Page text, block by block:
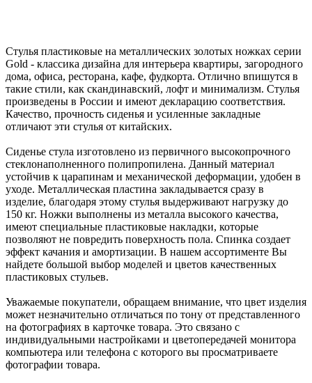
Стулья пластиковые на металлических золотых ножках серии
Gold - классика дизайна для интерьера квартиры, загородного
дома, офиса, ресторана, кафе, фудкорта. Отлично впишутся в
такие стили, как скандинавский, лофт и минимализм. Стулья
произведены в России и имеют декларацию соответствия.
Качество, прочность сиденья и усиленные закладные
отличают эти стулья от китайских.
Сиденье стула изготовлено из первичного высокопрочного
стеклонаполненного полипропилена. Данный материал
устойчив к царапинам и механической деформации, удобен в
уходе. Металлическая пластина закладывается сразу в
изделие, благодаря этому стулья выдерживают нагрузку до
150 кг. Ножки выполнены из металла высокого качества,
имеют специальные пластиковые накладки, которые
позволяют не повредить поверхность пола. Спинка создает
эффект качания и амортизации. В нашем ассортименте Вы
найдете большой выбор моделей и цветов качественных
пластиковых стульев.
Уважаемые покупатели, обращаем внимание, что цвет изделия
может незначительно отличаться по тону от представленного
на фотографиях в карточке товара. Это связано с
индивидуальными настройками и цветопередачей монитора
компьютера или телефона с которого вы просматриваете
фотографии товара.